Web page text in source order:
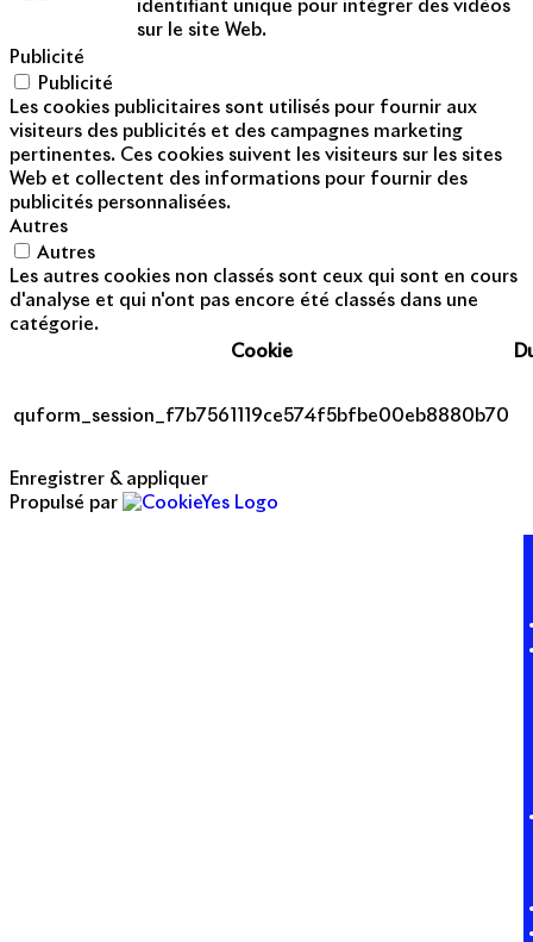
identifiant unique pour intégrer des vidéos
sur le site Web.
Publicité
Publicité
Les cookies publicitaires sont utilisés pour fournir aux
visiteurs des publicités et des campagnes marketing
pertinentes. Ces cookies suivent les visiteurs sur les sites
Web et collectent des informations pour fournir des
publicités personnalisées.
Autres
Autres
Les autres cookies non classés sont ceux qui sont en cours
d'analyse et qui n'ont pas encore été classés dans une
catégorie.
Cookie
quform_session_f7b7561119ce574f5bfbe00eb8880b70
Enregistrer & appliquer
Propulsé par